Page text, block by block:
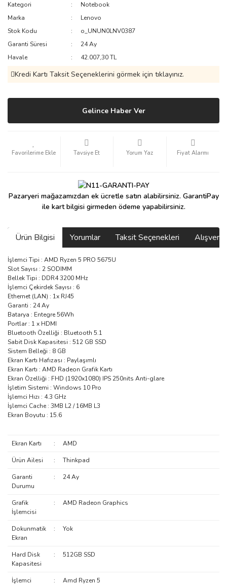
Kategori
Notebook
Marka
Lenovo
Stok Kodu
o_UNUN0LNV0387
Garanti Süresi
24 Ay
Havale
42.007,30 TL
Kredi Kartı Taksit Seçeneklerini görmek için tıklayınız.
Gelince Haber Ver
Tavsiye Et Yorum Yaz Fiyat Alarmı
Pazaryeri mağazamızdan ek ücretle satın alabilirsiniz. GarantiPay
ile kart bilgisi girmeden ödeme yapabilirsiniz.
Ürün Bilgisi Yorumlar Taksit Seçenekleri
İşlemci Tipi : AMD Ryzen 5 PRO 5675U
Slot Sayısı : 2 SODIMM
Bellek Tipi : DDR4 3200 MHz
İşlemci Çekirdek Sayısı : 6
Ethernet (LAN) : 1x RJ45
Garanti : 24 Ay
Batarya : Entegre 56Wh
Portlar : 1 x HDMI
Bluetooth Özelliği : Bluetooth 5.1
Sabit Disk Kapasitesi : 512 GB SSD
Sistem Belleği : 8 GB
Ekran Kartı Hafızası : Paylaşımlı
Ekran Kartı : AMD Radeon Grafik Kartı
Ekran Özelliği : FHD (1920x1080) IPS 250nits Anti-glare
İşletim Sistemi : Windows 10 Pro
İşlemci Hızı : 4.3 GHz
İşlemci Cache : 3MB L2 / 16MB L3
Ekran Boyutu : 15.6
Ekran Kartı : AMD
Ürün Ailesi : Thinkpad
Garanti
Durumu
: 24 Ay
Grafik
İşlemcisi
: AMD Radeon Graphics
Dokunmatik
Ekran
: Yok
Hard Disk
Kapasitesi
: 512GB SSD
İşlemci
: Amd Ryzen 5